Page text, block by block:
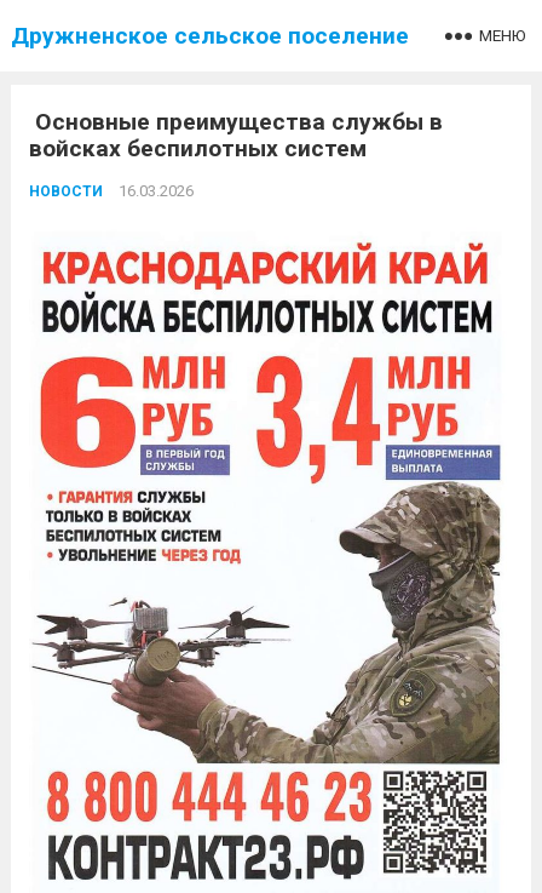
Дружненское сельское поселение МЕНЮ
️ Основные преимущества службы в
войсках беспилотных систем
НОВОСТИ 16.03.2026